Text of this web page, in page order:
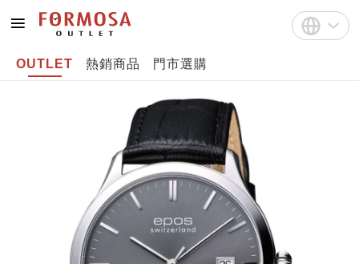
註冊
登入English
Bahasa Indonesia
Tiếng Việt
OUTLET 熱銷商品 門市選購